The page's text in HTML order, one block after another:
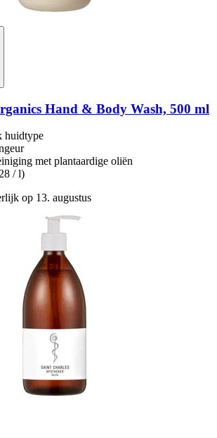
Hand & Body Wash, 500 ml
huidtype
met plantaardige oliën
/ l)
op 13. augustus